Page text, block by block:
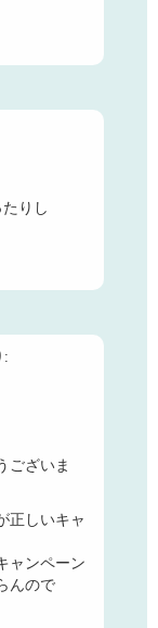
りし
:
ございま
正しいキャ
ャンペーン
んので